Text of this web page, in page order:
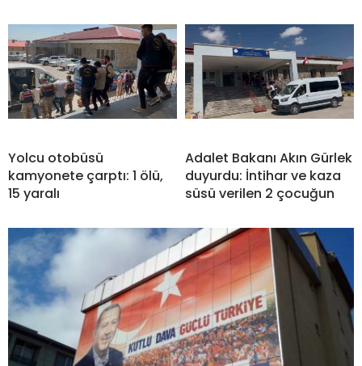
Yolcu otobüsü
kamyonete çarptı: 1 ölü,
15 yaralı
Adalet Bakanı Akın Gürlek
duyurdu: İntihar ve kaza
süsü verilen 2 çocuğun